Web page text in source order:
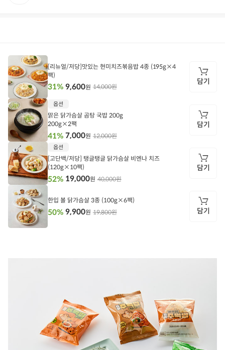
상
품
정
보
담
기
[리뉴얼/저당]맛있는 현미치즈볶음밥 4종 (195g×4
팩)
14,000원
31% 9,600원
담기
담
옵션
맑은 닭가슴살 곰탕 국밥 200g
200g×2팩
12,000원
41% 7,000원
담기
담
옵션
[고단백/저당] 탱글탱글 닭가슴살 비엔나 치즈
(120g×10팩)
40,000원
52% 19,000원
담기
담
한입 볼 닭가슴살 3종 (100g×6팩)
19,800원
50% 9,900원 담기